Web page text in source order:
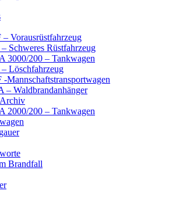
Vorausrüstfahrzeug
Schweres Rüstfahrzeug
3000/200 – Tankwagen
Löschfahrzeug
-Mannschaftstransportwagen
– Waldbrandanhänger
2000/200 – Tankwagen
Brandfall